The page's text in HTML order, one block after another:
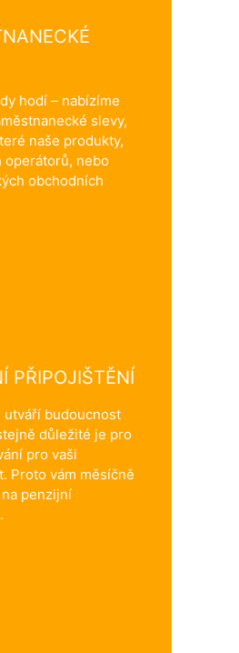
hodí – nabízíme
slevy,
naše produkty,
operátorů, nebo
obchodních
PŘIPOJIŠTĚNÍ
utváří budoucnost
důležité je pro
pro vaši
Proto vám měsíčně
penzijní